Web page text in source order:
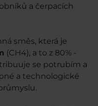
a čerpacích
směs, která je
(CH4), a to z 80% -
se potrubím a
a technologické